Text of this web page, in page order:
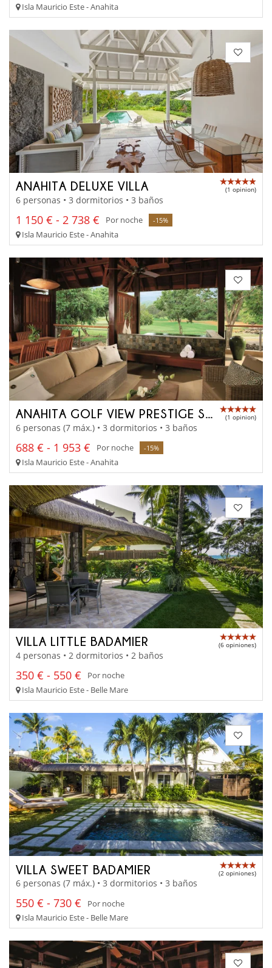
Isla Mauricio Este - Anahita
ANAHITA DELUXE VILLA (1 opinion)
6 personas • 3 dormitorios • 3 baños
1 150 € - 2 738 € Por noche -15%
Isla Mauricio Este - Anahita
ANAHITA GOLF VIEW PRESTIGE SUITE (1 opinion)
6 personas (7 máx.) • 3 dormitorios • 3 baños
688 € - 1 953 € Por noche -15%
Isla Mauricio Este - Anahita
VILLA LITTLE BADAMIER (6 opiniones)
4 personas • 2 dormitorios • 2 baños
350 € - 550 €
Por noche
Isla Mauricio Este - Belle Mare
VILLA SWEET BADAMIER (2 opiniones)
6 personas (7 máx.) • 3 dormitorios • 3 baños
550 € - 730 €
Por noche
Isla Mauricio Este - Belle Mare